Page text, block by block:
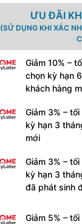
ƯU ĐÃI
(SỬ DỤNG KHI XÁC
Giảm 10% –
chọn kỳ hạn
khách hàng
Giảm 3% –
kỳ hạn 3
mới
Giảm 3% –
kỳ hạn 3
đã phát sinh
Giảm 5% –